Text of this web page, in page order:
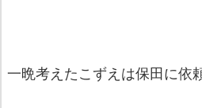
一晩考えたこずえは保田に依